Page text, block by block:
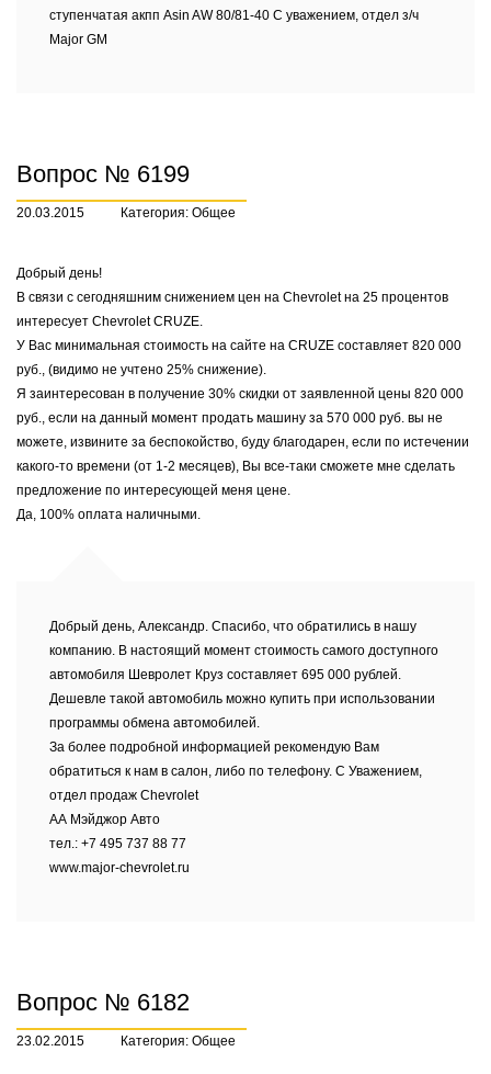
ступенчатая акпп Asin AW 80/81-40 С уважением, отдел з/ч
Major GM
Вопрос № 6199
20.03.2015 Категория: Общее
Добрый день!
В связи с сегодняшним снижением цен на Chevrolet на 25 процентов
интересует Chevrolet CRUZE.
У Вас минимальная стоимость на сайте на CRUZE составляет 820 000
руб., (видимо не учтено 25% снижение).
Я заинтересован в получение 30% скидки от заявленной цены 820 000
руб., если на данный момент продать машину за 570 000 руб. вы не
можете, извините за беспокойство, буду благодарен, если по истечении
какого-то времени (от 1-2 месяцев), Вы все-таки сможете мне сделать
предложение по интересующей меня цене.
Да, 100% оплата наличными.
Добрый день, Александр. Спасибо, что обратились в нашу
компанию. В настоящий момент стоимость самого доступного
автомобиля Шевролет Круз составляет 695 000 рублей.
Дешевле такой автомобиль можно купить при использовании
программы обмена автомобилей.
За более подробной информацией рекомендую Вам
обратиться к нам в салон, либо по телефону. С Уважением,
отдел продаж Chevrolet
АА Мэйджор Авто
тел.: +7 495 737 88 77
www.major-chevrolet.ru
Вопрос № 6182
23.02.2015 Категория: Общее